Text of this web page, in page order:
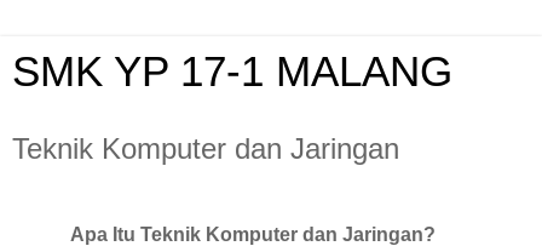
SMK YP 17-1 MALANG
Teknik Komputer dan Jaringan
Apa Itu Teknik Komputer dan Jaringan?